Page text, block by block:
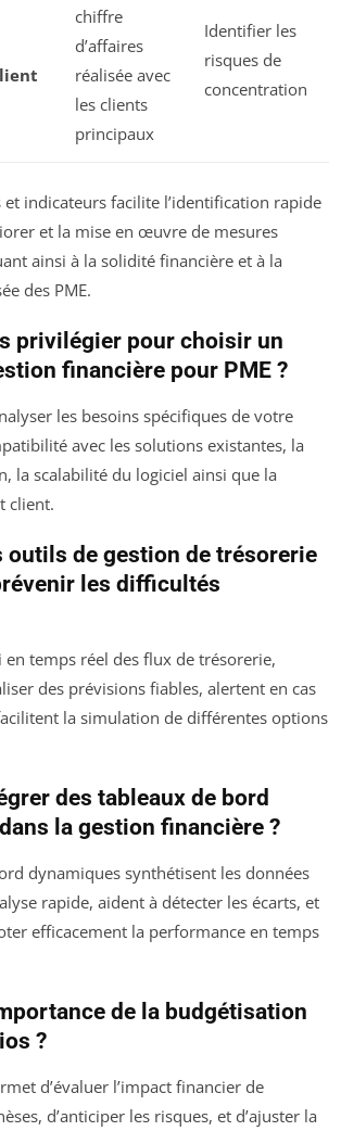
chiffre
d’affaires
réalisée avec
les clients
principaux
Identifier les
risques de
concentration
indicateurs facilite l’identification rapide
et la mise en œuvre de mesures
ainsi à la solidité financière et à la
des PME.
privilégier pour choisir un
financière pour PME ?
les besoins spécifiques de votre
avec les solutions existantes, la
la scalabilité du logiciel ainsi que la
client.
outils de gestion de trésorerie
les difficultés
temps réel des flux de trésorerie,
des prévisions fiables, alertent en cas
la simulation de différentes options
des tableaux de bord
la gestion financière ?
dynamiques synthétisent les données
rapide, aident à détecter les écarts, et
efficacement la performance en temps
de la budgétisation
?
d’évaluer l’impact financier de
d’anticiper les risques, et d’ajuster la